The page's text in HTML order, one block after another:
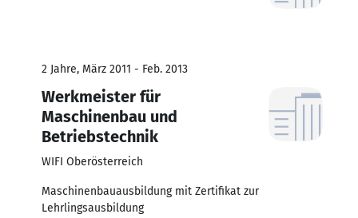
2 Jahre, März 2011 - Feb. 2013
Werkmeister für
Maschinenbau und
Betriebstechnik
WIFI Oberösterreich
Maschinenbauausbildung mit Zertifikat zur
Lehrlingsausbildung